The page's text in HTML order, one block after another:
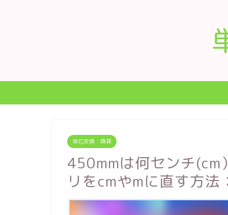
単位変換・換算
450mmは何センチ
リをcmやmに直す方